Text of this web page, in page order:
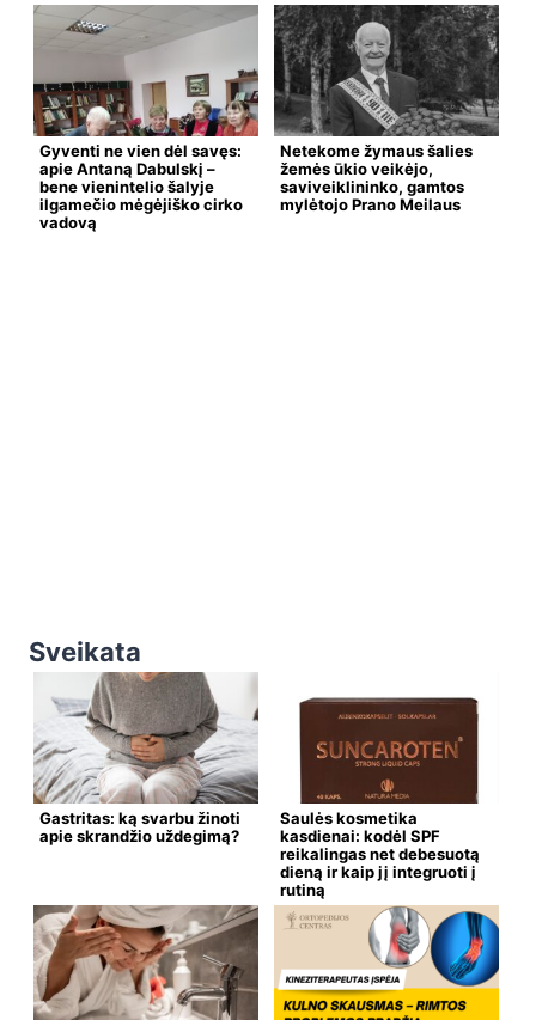
Gyventi ne vien dėl savęs:
apie Antaną Dabulskį –
bene vienintelio šalyje
ilgamečio mėgėjiško cirko
vadovą
Netekome žymaus šalies
žemės ūkio veikėjo,
saviveiklininko, gamtos
mylėtojo Prano Meilaus
Sveikata
Gastritas: ką svarbu žinoti
apie skrandžio uždegimą?
Saulės kosmetika
kasdienai: kodėl SPF
reikalingas net debesuotą
dieną ir kaip jį integruoti į
rutiną